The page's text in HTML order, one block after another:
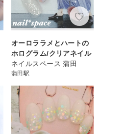
オーロララメとハートの
ホログラム/クリアネイル
ネイルスペース 蒲田
蒲田駅